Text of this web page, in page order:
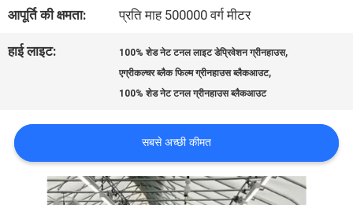
नियंत्रण
समाचार
आपूर्ति की क्षमता: प्रति माह 500000 वर्ग मीटर
हाई लाइट: 100% शेड नेट टनल लाइट डेप्रिवेशन ग्रीनहाउस,
एग्रीकल्चर ब्लैक फिल्म ग्रीनहाउस ब्लैकआउट,
100% शेड नेट टनल ग्रीनहाउस ब्लैकआउट
सबसे अच्छी कीमत